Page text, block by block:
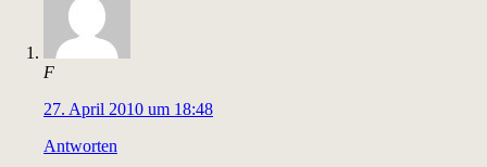
F
27. April 2010 um 18:48
Antworten